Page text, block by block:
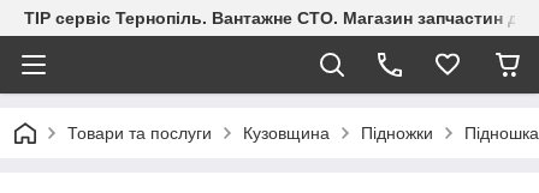
ТІР сервіс Тернопіль. Вантажне СТО. Магазин запчастин
Товари та послуги Кузовщина Підножки